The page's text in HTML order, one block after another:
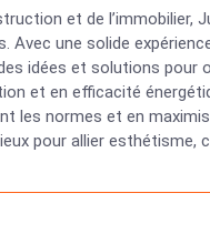
et de l’immobilier,
Avec une solide
idées et solutions
et en efficacité
les normes et en
pour allier esthétisme,